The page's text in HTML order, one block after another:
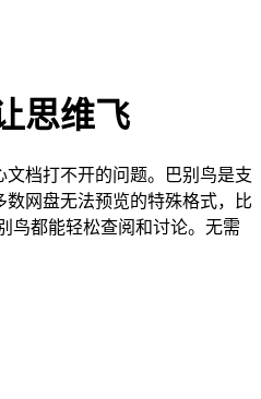
思维飞
档打不开的问题。巴别鸟是支
网盘无法预览的特殊格式，比
鸟都能轻松查阅和讨论。无需